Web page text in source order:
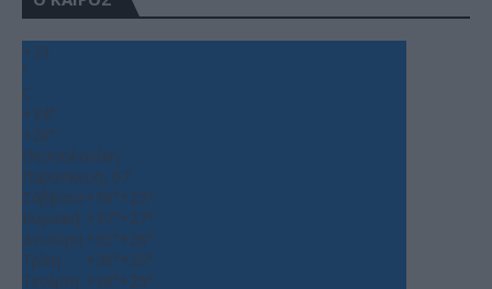
+33
°
C
+34°
+26°
Θεσσαλονίκη
Παρασκευή, 07
Σάββατο+36°+23°
Κυριακή +37°+27°
Δευτέρα +35°+26°
Τρίτη
+36°+25°
Τετάρτη +36°+25°